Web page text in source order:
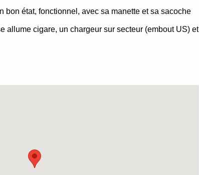
bon état, fonctionnel, avec sa manette et sa sacoche
allume cigare, un chargeur sur secteur (embout US) et